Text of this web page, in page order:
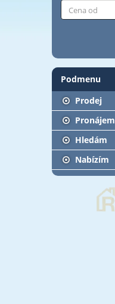
Podmenu
Prodej
Pronájem
Hledám
Nabízím